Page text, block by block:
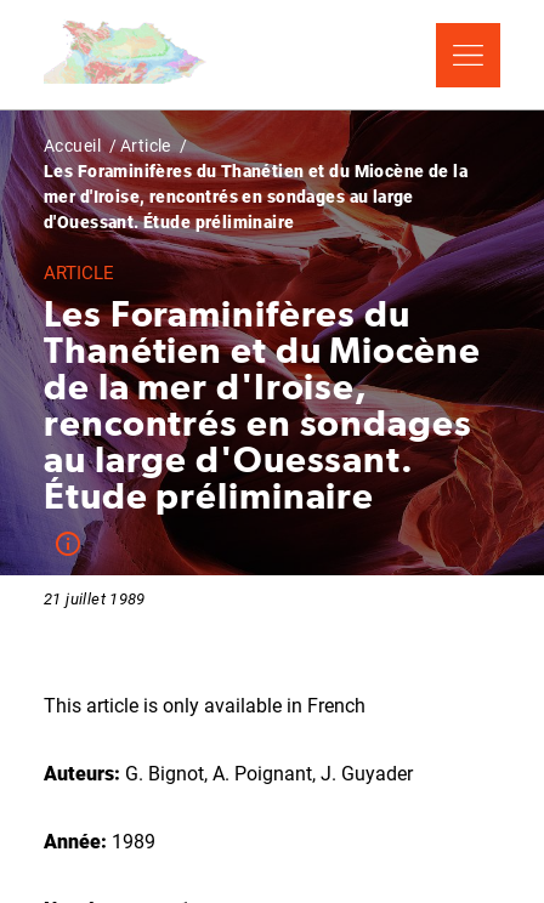
contenu
Fil
d'Ariane
Accueil
Article
Les Foraminifères du Thanétien et du Miocène de la
mer d'Iroise, rencontrés en sondages au large
d'Ouessant. Étude préliminaire
ARTICLE
Les Foraminifères du
Thanétien et du Miocène
de la mer d'Iroise,
rencontrés en sondages
au large d'Ouessant.
Étude préliminaire
21 juillet 1989
This article is only available in French
Auteurs: G. Bignot, A. Poignant, J. Guyader
Année: 1989